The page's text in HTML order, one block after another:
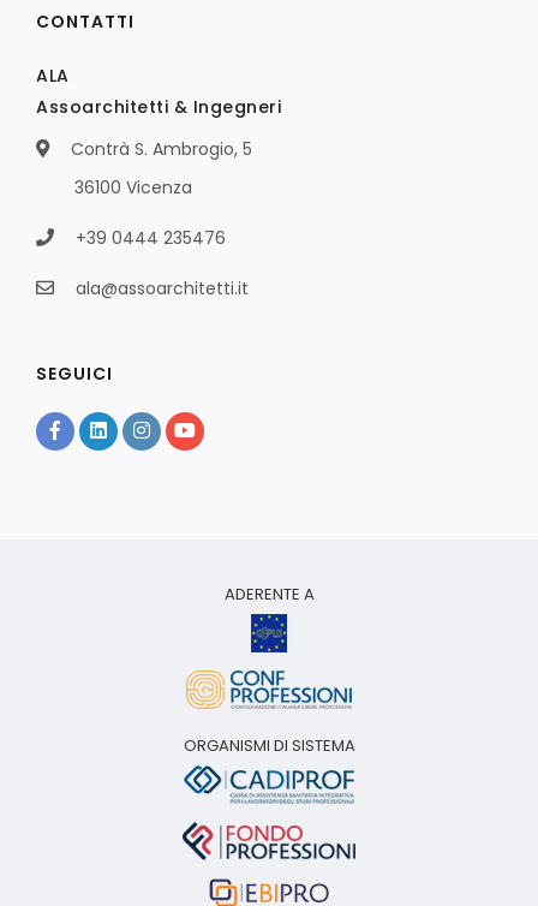
CONTATTI
ALA
Assoarchitetti & Ingegneri
Contrà S. Ambrogio, 5
36100 Vicenza
+39 0444 235476
ala@assoarchitetti.it
SEGUICI
ADERENTE A
ORGANISMI DI SISTEMA